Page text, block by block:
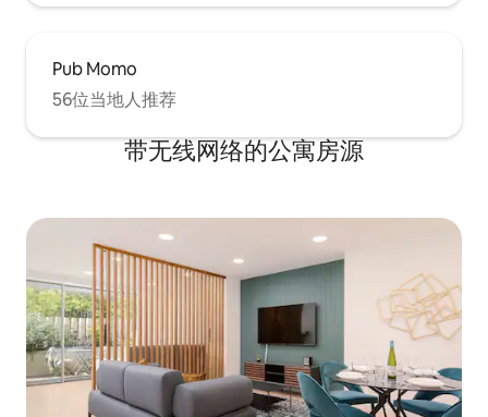
Pub Momo
56位当地人推荐
带无线网络的公寓房源